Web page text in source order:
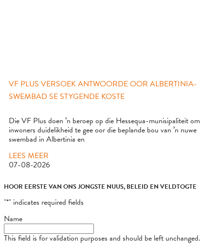
VF PLUS VERSOEK ANTWOORDE OOR ALBERTINIA-
SWEMBAD SE STYGENDE KOSTE
Die VF Plus doen ’n beroep op die Hessequa-munisipaliteit om
inwoners duidelikheid te gee oor die beplande bou van ’n nuwe
swembad in Albertinia en
LEES MEER
07-08-2026
HOOR EERSTE VAN ONS JONGSTE NUUS, BELEID EN VELDTOGTE
"*" indicates required fields
Name
This field is for validation purposes and should be left unchanged.